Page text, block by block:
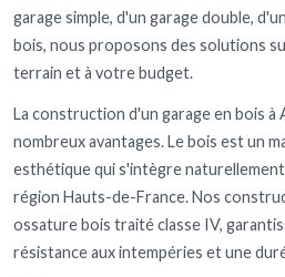
garage simple, d'un garage double,
bois, nous proposons des solutions
terrain et à votre budget.
La construction d'un garage en bois à
nombreux avantages. Le bois est un
esthétique qui s'intègre
région Hauts-de-France. Nos
ossature bois traité classe IV,
résistance aux intempéries et une